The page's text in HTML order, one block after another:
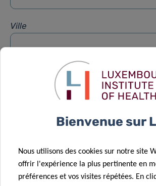
Ville
Bienvenue sur
Nous utilisons des cookies sur notre site
offrir l'expérience la plus pertinente en
préférences et vos visites répétées. En